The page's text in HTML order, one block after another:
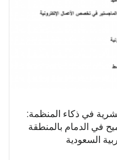
في ذكاء المنظمة:
في الدمام بالمنطقة
السعودية